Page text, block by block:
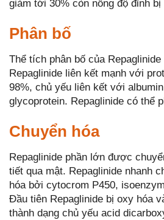
giảm tới 30% còn nồng độ đỉnh
Phân bố
Thể tích phân bố của
Repaglinide liên kết mạnh với
98%, chủ yếu liên kết với
glycoprotein. Repaglinide có thể
Chuyển hóa
Repaglinide phần lớn được
tiết qua mật. Repaglinide nhanh
hóa bởi cytocrom P450,
Đầu tiên Repaglinide bị oxy hóa
thành dạng chủ yếu acid